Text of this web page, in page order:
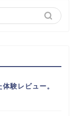
験レビュー。